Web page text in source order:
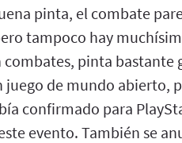
pinta, el combate
tampoco hay
pinta bastante
de mundo abierto,
confirmado para
evento. También se